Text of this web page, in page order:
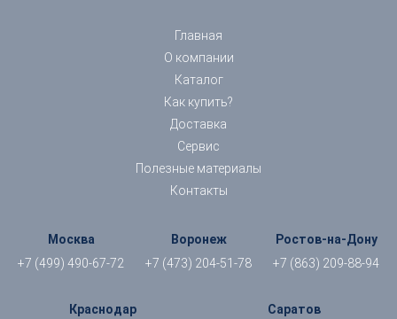
Главная
О компании
Каталог
Как купить?
Доставка
Сервис
Полезные материалы
Контакты
Москва
+7 (499) 490-67-72
Воронеж
+7 (473) 204-51-78
Ростов-на-Дону
+7 (863) 209-88-94
Краснодар
Саратов